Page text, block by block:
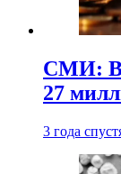
СМИ:
27
3 года